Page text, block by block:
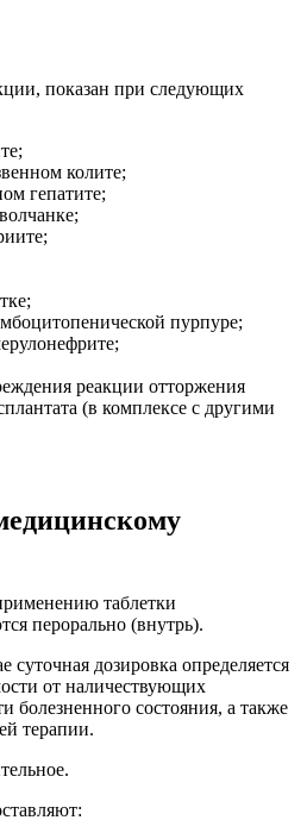
показан при следующих
колите;
гепатите;
пурпуре;
реакции отторжения
(в комплексе с другими
таблетки
перорально (внутрь).
дозировка определяется
от наличествующих
болезненного состояния, а также
терапии.